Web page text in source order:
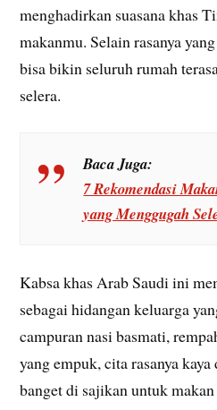
menghadirkan suasana khas
makanmu. Selain rasanya
bisa bikin seluruh rumah
selera.
Baca Juga:
7 Rekomendasi
yang Menggugah
Kabsa khas Arab Saudi ini
sebagai hidangan keluarga
campuran nasi basmati,
yang empuk, cita rasanya
banget di sajikan untuk